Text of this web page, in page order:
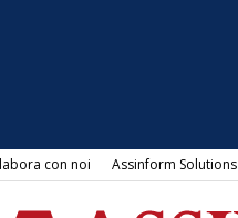
con noi Assinform Solutions